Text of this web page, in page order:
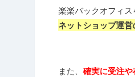
楽楽バックオフィス
ネットショップ運
また、 確実に受注